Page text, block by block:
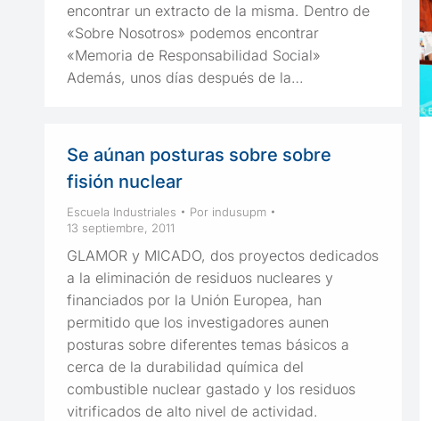
encontrar un extracto de la misma. Dentro de
«Sobre Nosotros» podemos encontrar
«Memoria de Responsabilidad Social»
Además, unos días después de la…
Se aúnan posturas sobre sobre
fisión nuclear
Escuela Industriales Por indusupm
13 septiembre, 2011
GLAMOR y MICADO, dos proyectos dedicados
a la eliminación de residuos nucleares y
financiados por la Unión Europea, han
permitido que los investigadores aunen
posturas sobre diferentes temas básicos a
cerca de la durabilidad química del
combustible nuclear gastado y los residuos
vitrificados de alto nivel de actividad.